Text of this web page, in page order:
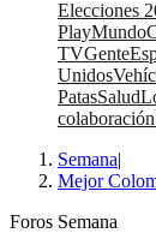
Elecciones
PlayMundo
TVGente
Unidos
PatasSalud
colaboración
Semana|
Mejor
Foros Semana